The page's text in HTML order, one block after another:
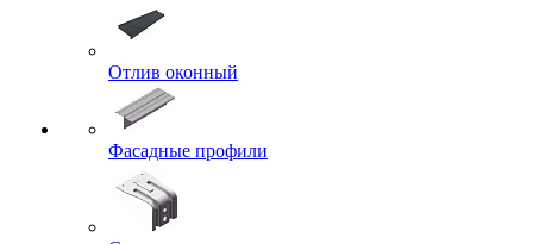
Отлив оконный
Фасадные профили